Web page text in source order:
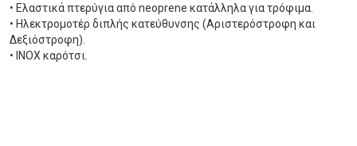
• Ελαστικά πτερύγια από neoprene κατάλληλα για τρόφιμα.
• Ηλεκτρομοτέρ διπλής κατεύθυνσης (Αριστερόστροφη και
Δεξιόστροφη).
• INOX καρότσι.